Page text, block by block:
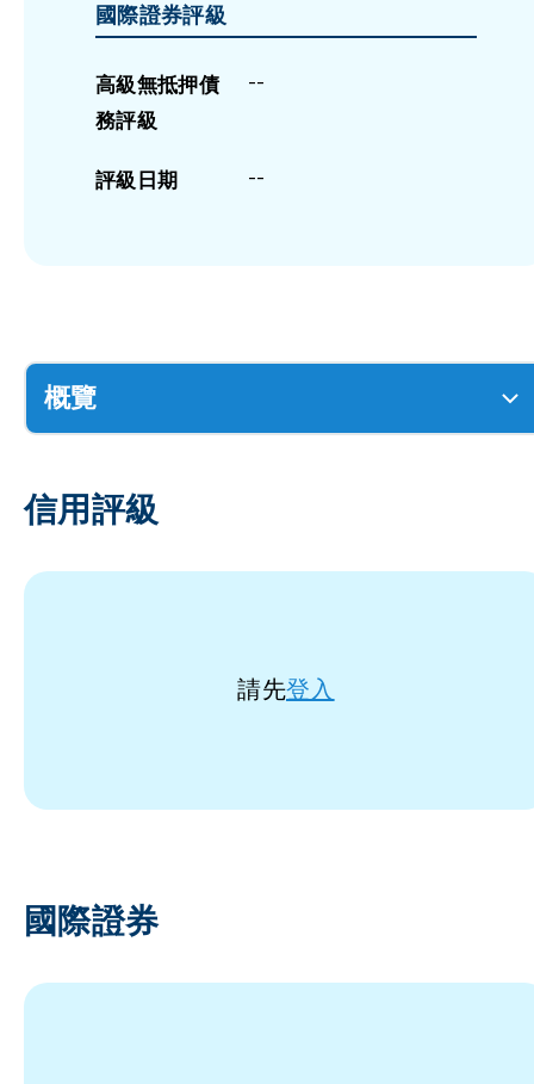
國際證券評級
高級無抵押債
務評級
--
評級日期 --
概覽
信用評級
請先登入
國際證券